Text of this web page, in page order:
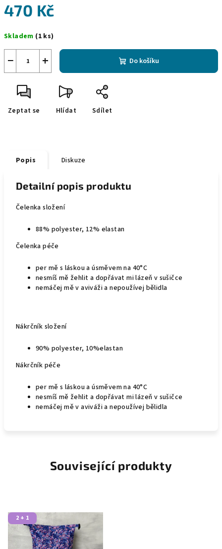
470 Kč
cena:
Skladem (1 ks)
+
− Do košíku
Zeptat se Hlídat Sdílet
Popis Diskuze
Detailní popis produktu
Čelenka složení
88% polyester, 12% elastan
Čelenka péče
per mě s láskou a úsměvem na 40°C
nesmíš mě žehlit a dopřávat mi lázeň v sušičce
nemáčej mě v aviváži a nepoužívej bělidla
Nákrčník složení
90% polyester, 10%elastan
Nákrčník péče
per mě s láskou a úsměvem na 40°C
nesmíš mě žehlit a dopřávat mi lázeň v sušičce
nemáčej mě v aviváži a nepoužívej bělidla
Související produkty
2 + 1